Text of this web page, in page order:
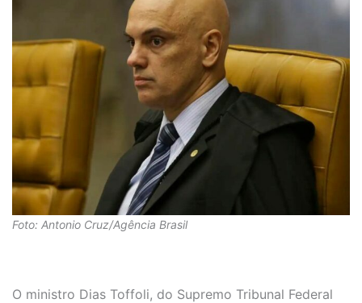
Foto: Antonio Cruz/Agência Brasil
O ministro Dias Toffoli, do Supremo Tribunal Federal